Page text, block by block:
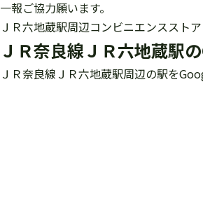
一報ご協力願います。
ＪＲ六地蔵駅周辺コンビニエンスストア
ＪＲ奈良線ＪＲ六地蔵駅
ＪＲ奈良線ＪＲ六地蔵駅周辺の駅を